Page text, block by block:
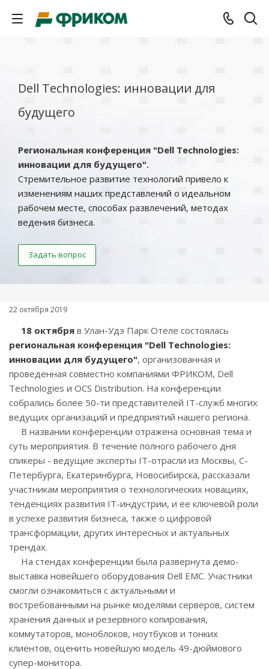
Dell Technologies: инновации для
будущего
Региональная конференция "Dell Technologies:
инновации для будущего".
Стремительное развитие технологий привело к
изменениям наших представлений о идеальном
рабочем месте, способах развлечений, методах
ведения бизнеса.
Задать вопрос
22 октября 2019
18 октября в Улан-Удэ Парк Отеле состоялась
региональная конференция "Dell Technologies:
инновации для будущего", организованная и
проведенная совместно компаниями ФРИКОМ, Dell
Technologies и OCS Distribution. На конференции
собрались более 50-ти представителей IT-служб многих
ведущих организаций и предприятий нашего региона.
В названии конференции отражена основная тема и
суть мероприятия. В течение полного рабочего дня
спикеры - ведущие эксперты IT-отрасли из Москвы, С-
Петербурга, Екатеринбурга, Новосибирска, рассказали
участникам мероприятия о технологических новациях,
тенденциях развития IT-индустрии, и ее ключевой роли
в успехе развития бизнеса, также о цифровой
трансформации, других интересных и актуальных
трендах.
На стендах конференции была развернута демо-
выставка новейшего оборудования Dell EMC. Участники
смогли ознакомиться с актуальными и
востребованными на рынке моделями серверов, систем
хранения данных и резервного копирования,
коммутаторов, моноблоков, ноутбуков и тонких
клиентов, оценить новейшую модель 49-дюймового
супер-монитора.